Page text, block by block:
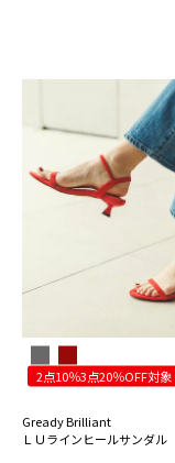
2点10％3点20％OFF対象
Gready Brilliant
ＬＵラインヒールサンダル